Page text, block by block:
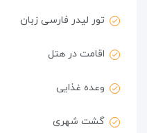
تور لیدر فارسی زبان
اقامت در هتل
وعده غذایی
گشت شهری